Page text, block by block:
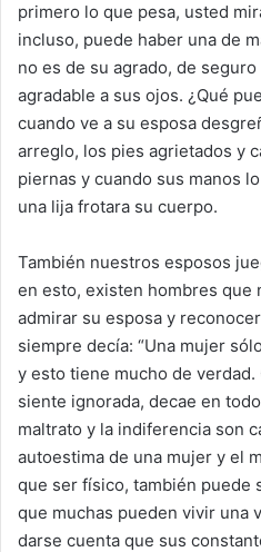
primero lo que pesa, usted
incluso, puede haber una de
no es de su agrado, de
agradable a sus ojos. ¿Qué
cuando ve a su esposa
arreglo, los pies agrietados y
piernas y cuando sus manos
una lija frotara su cuerpo.
También nuestros esposos
en esto, existen hombres que
admirar su esposa y
siempre decía: “Una mujer
y esto tiene mucho de verdad.
siente ignorada, decae en
maltrato y la indiferencia son
autoestima de una mujer y el
que ser físico, también puede
que muchas pueden vivir una
darse cuenta que sus